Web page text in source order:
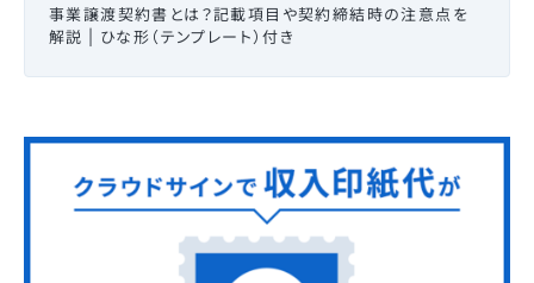
事業譲渡契約書とは？記載項目や契約締結時の注意点を
解説 | ひな形（テンプレート）付き